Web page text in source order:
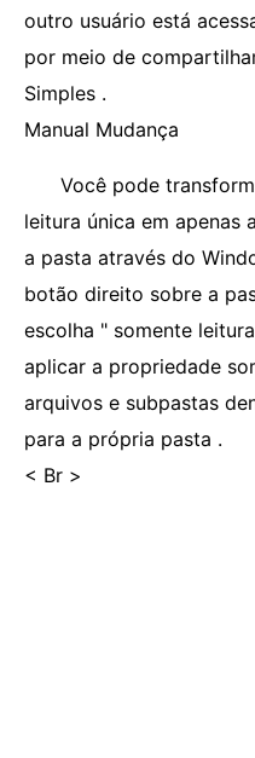
outro usuário está
por meio de
Simples .
Manual Mudança
Você pode
leitura única em apenas
a pasta através do
botão direito sobre a
escolha " somente
aplicar a propriedade
arquivos e subpastas
para a própria pasta .
< Br >